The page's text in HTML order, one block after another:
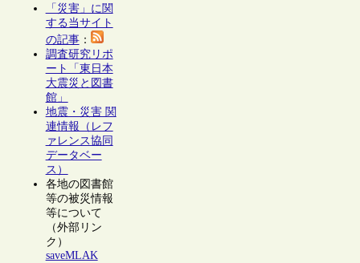
「災害」に関
する当サイト
の記事：
調査研究リポ
ート「東日本
大震災と図書
館」
地震・災害 関
連情報（レフ
ァレンス協同
データベー
ス）
各地の図書館
等の被災情報
等について
（外部リン
ク）
saveMLAK